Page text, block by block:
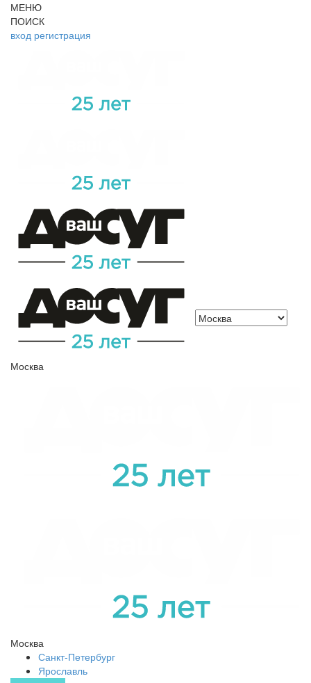
МЕНЮ
ПОИСК
вход регистрация
Москва
Москва
Санкт-Петербург
Ярославль